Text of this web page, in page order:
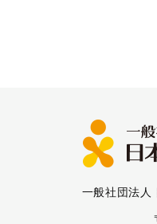
一般社団法人